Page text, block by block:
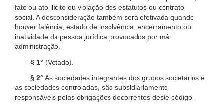
fato ou ato ilícito ou violação dos estatutos ou contrato
social. A desconsideração também será efetivada quando
houver falência, estado de insolvência, encerramento ou
inatividade da pessoa jurídica provocados por má
administração.
§ 1° (Vetado).
§ 2° As sociedades integrantes dos grupos societários e
as sociedades controladas, são subsidiariamente
responsáveis pelas obrigações decorrentes deste código.